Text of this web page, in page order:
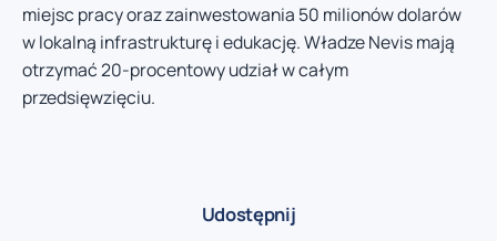
miejsc pracy oraz zainwestowania 50 milionów dolarów
w lokalną infrastrukturę i edukację. Władze Nevis mają
otrzymać 20-procentowy udział w całym
przedsięwzięciu.
Udostępnij